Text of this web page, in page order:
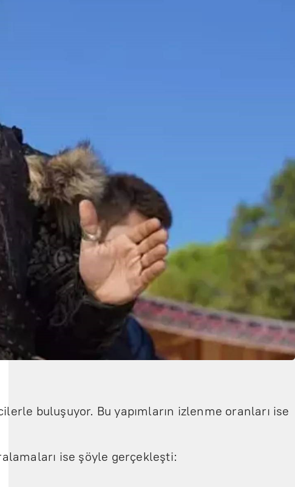
buluşuyor. Bu yapımların izlenme oranları ise
ise şöyle gerçekleşti: